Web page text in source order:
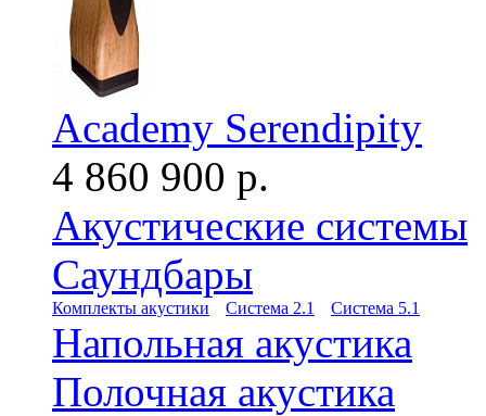
Academy Serendipity
4 860 900 р.
Акустические системы
Саундбары
Комплекты акустики Система 2.1 Система 5.1
Напольная акустика
Полочная акустика